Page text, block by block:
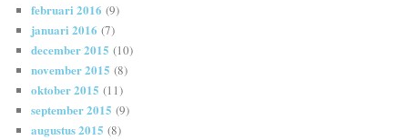
februari 2016 (9)
januari 2016 (7)
december 2015 (10)
november 2015 (8)
oktober 2015 (11)
september 2015 (9)
augustus 2015 (8)